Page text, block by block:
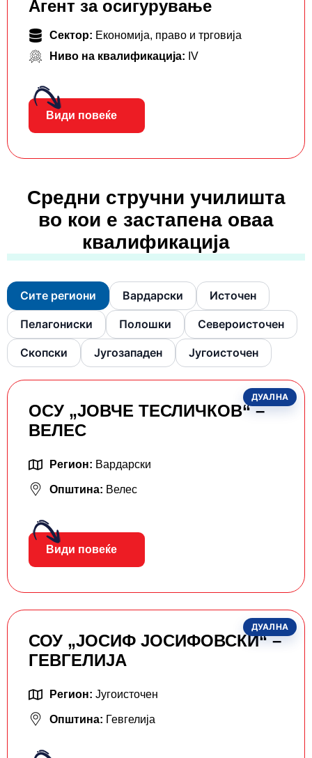
Агент за осигурување
Сектор: Економија, право и трговија
Ниво на квалификација: IV
Види повеќе
Средни стручни училишта
во кои е застапена оваа
квалификација
Сите региони Вардарски Источен
Пелагониски Полошки Североисточен
Скопски Југозападен Југоисточен
ДУАЛНА
ОСУ „ЈОВЧЕ ТЕСЛИЧКОВ“ –
ВЕЛЕС
Регион: Вардарски
Општина: Велес
Види повеќе
ДУАЛНА
СОУ „ЈОСИФ ЈОСИФОВСКИ“ –
ГЕВГЕЛИЈА
Регион: Југоисточен
Општина: Гевгелија